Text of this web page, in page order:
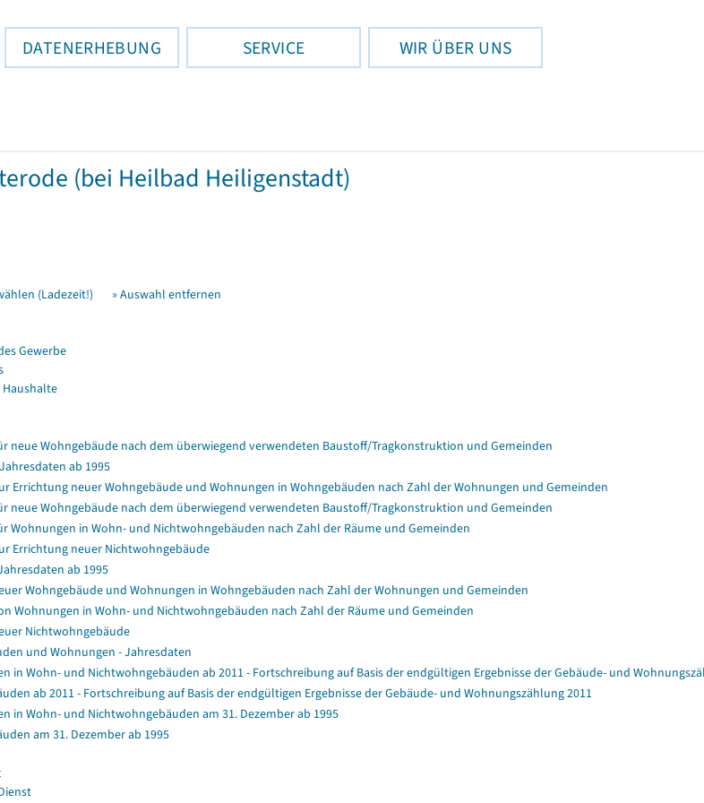
DATENERHEBUNG SERVICE WIR ÜBER UNS
(bei Heilbad Heiligenstadt)
(Ladezeit!) » Auswahl entfernen
Gewerbe
neue Wohngebäude nach dem überwiegend verwendeten Baustoff/Tragkonstruktion und Gemeinden
ab 1995
Errichtung neuer Wohngebäude und Wohnungen in Wohngebäuden nach Zahl der Wohnungen und Gemeinden
neue Wohngebäude nach dem überwiegend verwendeten Baustoff/Tragkonstruktion und Gemeinden
Wohnungen in Wohn- und Nichtwohngebäuden nach Zahl der Räume und Gemeinden
Errichtung neuer Nichtwohngebäude
ab 1995
Wohngebäude und Wohnungen in Wohngebäuden nach Zahl der Wohnungen und Gemeinden
Wohnungen in Wohn- und Nichtwohngebäuden nach Zahl der Räume und Gemeinden
Nichtwohngebäude
und Wohnungen - Jahresdaten
in Wohn- und Nichtwohngebäuden ab 2011 - Fortschreibung auf Basis der endgültigen Ergebnisse der Gebäude- und
ab 2011 - Fortschreibung auf Basis der endgültigen Ergebnisse der Gebäude- und Wohnungszählung 2011
in Wohn- und Nichtwohngebäuden am 31. Dezember ab 1995
am 31. Dezember ab 1995